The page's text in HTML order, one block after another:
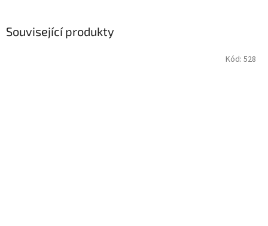
Související produkty
Kód: 528